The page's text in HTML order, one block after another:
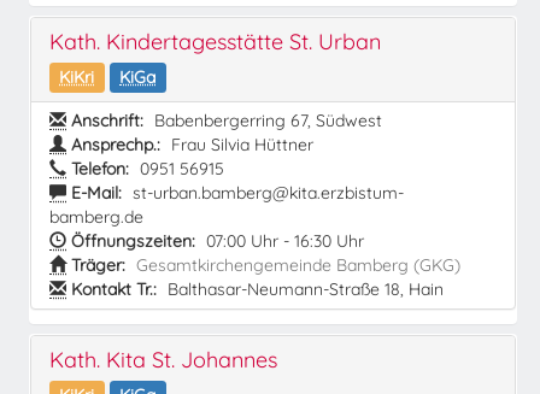
Kath. Kindertagesstätte St. Urban
KiKri
KiGa
Anschrift: Babenbergerring 67, Südwest
Ansprechp.: Frau Silvia Hüttner
Telefon: 0951 56915
E-Mail: st-urban.bamberg@kita.erzbistum-
bamberg.de
Öffnungszeiten: 07:00 Uhr - 16:30 Uhr
Träger: Gesamtkirchengemeinde Bamberg (GKG)
Kontakt Tr.: Balthasar-Neumann-Straße 18, Hain
Kath. Kita St. Johannes